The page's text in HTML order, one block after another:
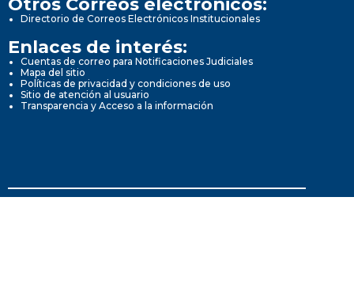
Directorio de Correos Electrónicos Institucionales
Enlaces de interés:
Cuentas de correo para Notificaciones Judiciales
Mapa del sitio
Políticas de privacidad y condiciones de uso
Sitio de atención al usuario
Transparencia y Acceso a la información